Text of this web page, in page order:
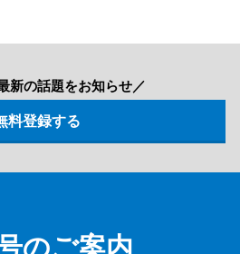
新の話題をお知らせ／
のご案内